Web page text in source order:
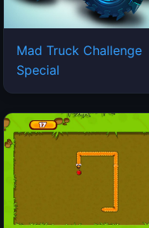
Mad Truck Challenge
Special